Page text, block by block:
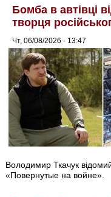
Бомба в автівці
творця
Чт, 06/08/2026 - 13:47
Володимир Ткачук
«Повернутые на войне».